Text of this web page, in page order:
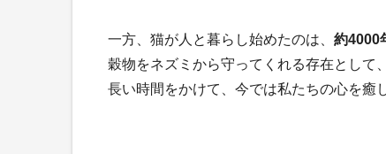
一方、猫が人と暮らし始めたのは、 約4000
穀物をネズミから守ってくれる存在として
長い時間をかけて、今では私たちの心を癒